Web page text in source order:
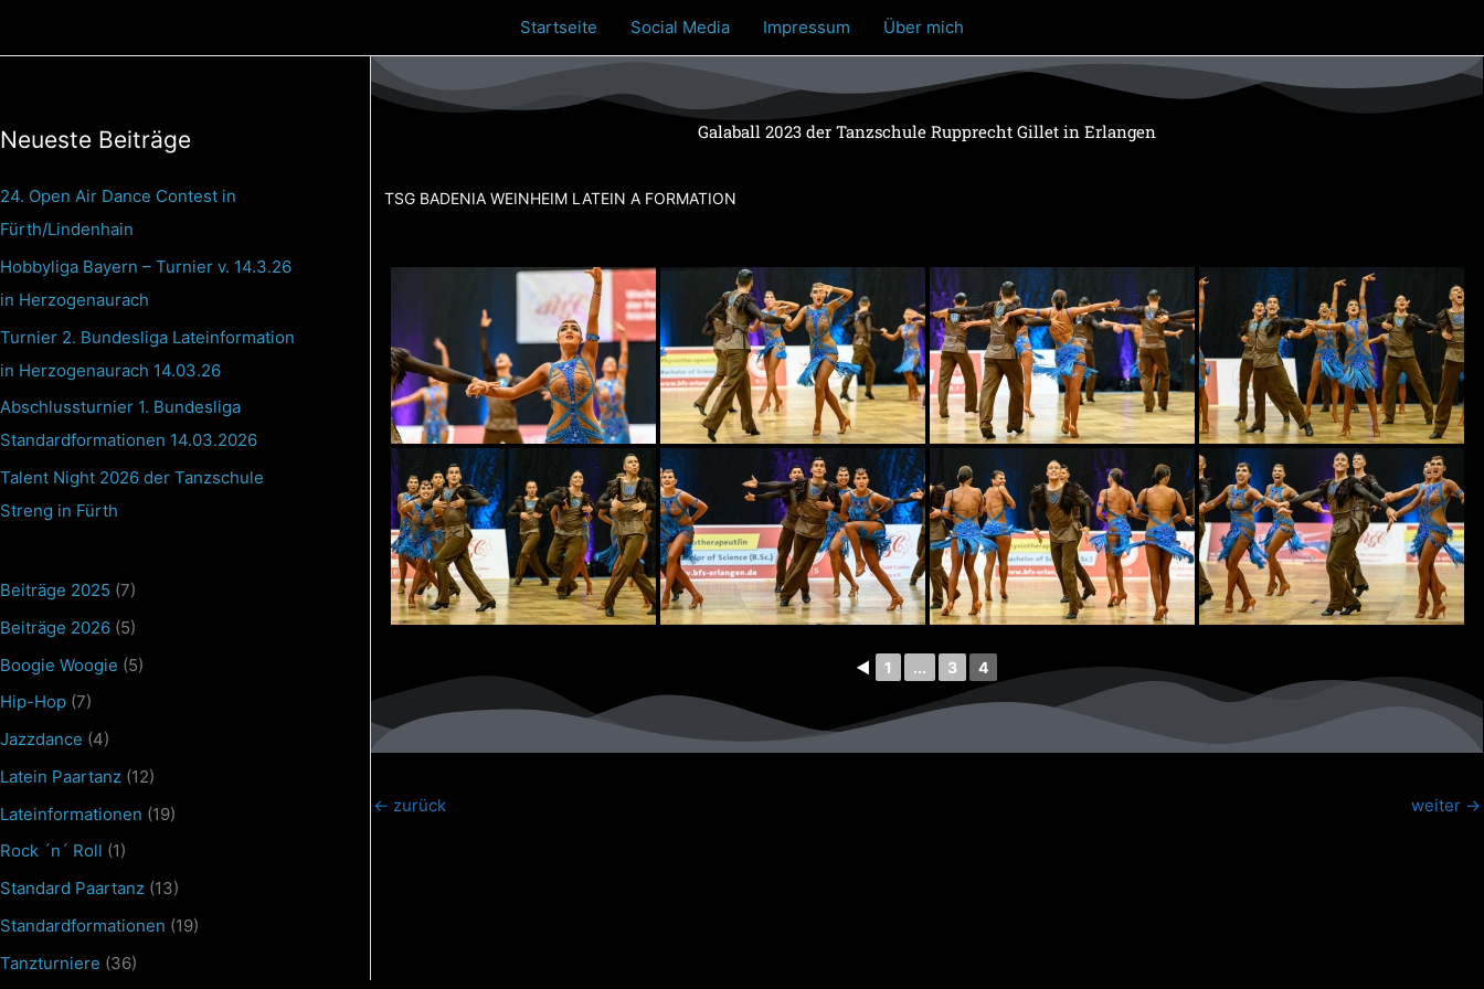
Startseite Social Media Impressum Über mich
Neueste Beiträge
24. Open Air Dance Contest in
Fürth/Lindenhain
Hobbyliga Bayern – Turnier v. 14.3.26
in Herzogenaurach
Turnier 2. Bundesliga Lateinformation
in Herzogenaurach 14.03.26
Abschlussturnier 1. Bundesliga
Standardformationen 14.03.2026
Talent Night 2026 der Tanzschule
Streng in Fürth
Beiträge 2025 (7)
Beiträge 2026 (5)
Boogie Woogie (5)
Hip-Hop (7)
Jazzdance (4)
Latein Paartanz (12)
Lateinformationen (19)
Rock ´n´ Roll (1)
Standard Paartanz (13)
Standardformationen (19)
Tanzturniere (36)
Galaball 2023 der Tanzschule Rupprecht Gillet in Erlangen
TSG BADENIA WEINHEIM LATEIN A FORMATION
◄ 1 ... 3 4
← zurück weiter →